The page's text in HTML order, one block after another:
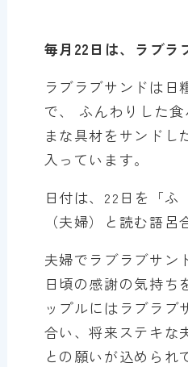
毎月22日は、ラブラ
ラブラブサンドは日
で、 ふんわりした
まな具材をサンドし
入っています。
日付は、22日を「ふ
（夫婦）と読む語呂
夫婦でラブラブサン
日頃の感謝の気持ち
ップルにはラブラブ
合い、将来ステキな
との願いが込められ